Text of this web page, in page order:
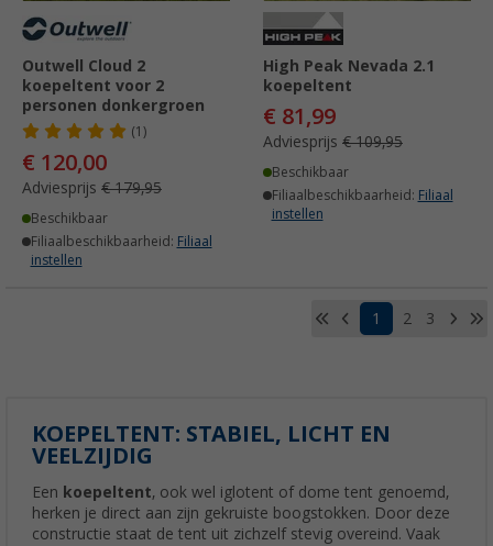
Outwell Cloud 2
koepeltent voor 2
personen donkergroen
(1)
€ 120,00
Adviesprijs € 179,95
Beschikbaar
Filiaalbeschikbaarheid: Filiaal
instellen
High Peak Nevada 2.1
koepeltent
€ 81,99
Adviesprijs € 109,95
Beschikbaar
Filiaalbeschikbaarheid: Filiaal
instellen
1 2 3
KOEPELTENT: STABIEL, LICHT EN
VEELZIJDIG
Een koepeltent, ook wel iglotent of dome tent genoemd,
herken je direct aan zijn gekruiste boogstokken. Door deze
constructie staat de tent uit zichzelf stevig overeind. Vaak